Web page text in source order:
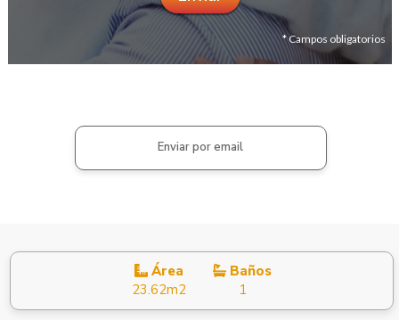
* Campos obligatorios
Enviar por email
Área
23.62m2
Baños
1